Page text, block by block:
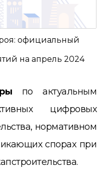
официальный
на апрель 2024
по актуальным
цифровых
нормативном
спорах при